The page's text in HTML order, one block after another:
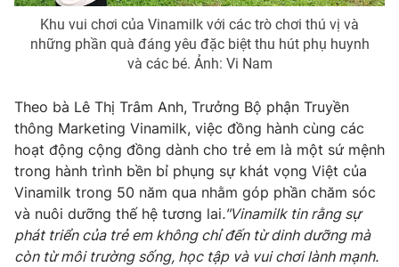
Khu vui chơi của Vinamilk với các trò chơi thú vị và
những phần quà đáng yêu đặc biệt thu hút phụ huynh
và các bé. Ảnh: Vi Nam
Theo bà Lê Thị Trâm Anh, Trưởng Bộ phận Truyền
thông Marketing Vinamilk, việc đồng hành cùng các
hoạt động cộng đồng dành cho trẻ em là một sứ mệnh
trong hành trình bền bỉ phụng sự khát vọng Việt của
Vinamilk trong 50 năm qua nhằm góp phần chăm sóc
và nuôi dưỡng thế hệ tương lai."Vinamilk tin rằng sự
phát triển của trẻ em không chỉ đến từ dinh dưỡng mà
còn từ môi trường sống, học tập và vui chơi lành mạnh.